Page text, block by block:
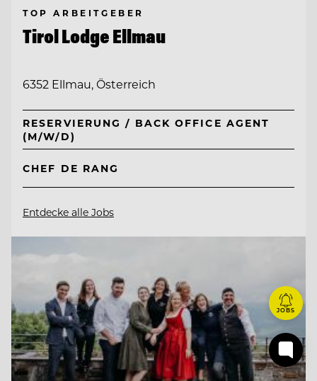
TOP ARBEITGEBER
Tirol Lodge Ellmau
6352 Ellmau, Österreich
RESERVIERUNG / BACK OFFICE AGENT
(M/W/D)
CHEF DE RANG
Entdecke alle Jobs
JOBS